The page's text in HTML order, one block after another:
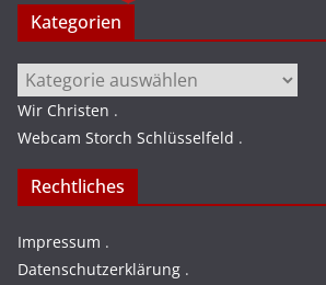
Kategorien
Kategorien
Wir Christen .
Webcam Storch Schlüsselfeld .
Rechtliches
Impressum .
Datenschutzerklärung .